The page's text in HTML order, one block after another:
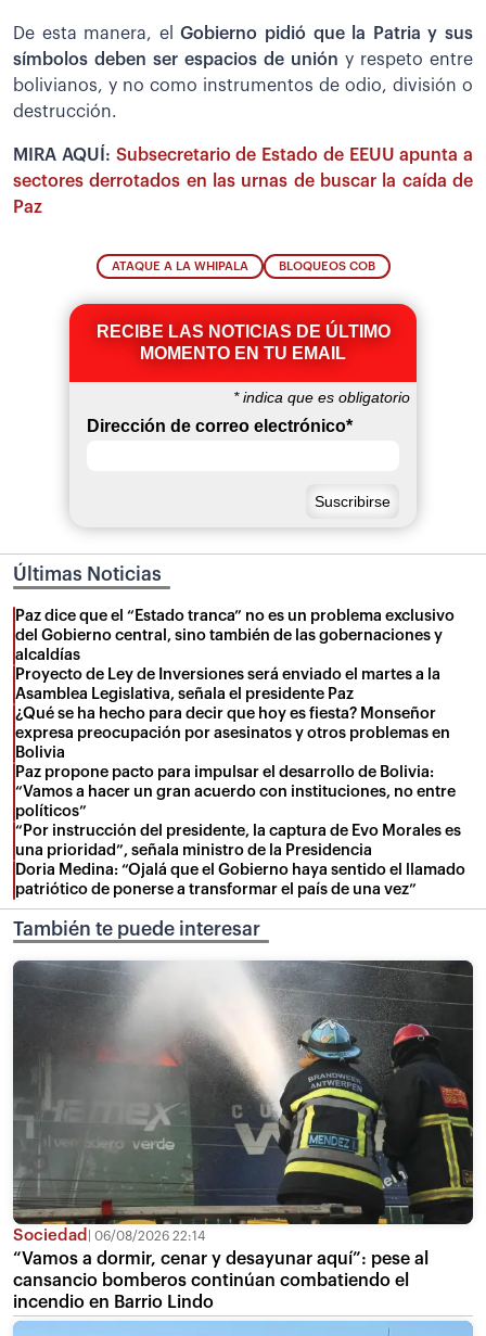
De esta manera, elGobierno pidió que la Patria y sus
símbolos deben ser espacios de unión y respeto entre
bolivianos, y no como instrumentos de odio, división o
destrucción.
MIRA AQUÍ: Subsecretario de Estado de EEUU apunta a
sectores derrotados en las urnas de buscar la caída de
Paz
ATAQUE A LA WHIPALA BLOQUEOS COB
RECIBE LAS NOTICIAS DE ÚLTIMO
MOMENTO EN TU EMAIL
*indica que es obligatorio
Dirección de correo electrónico*
Últimas Noticias
Paz dice que el “Estado tranca” no es un problema exclusivo
del Gobierno central, sino también de las gobernaciones y
alcaldías
Proyecto de Ley de Inversiones será enviado el martes a la
Asamblea Legislativa, señala el presidente Paz
¿Qué se ha hecho para decir que hoy es fiesta? Monseñor
expresa preocupación por asesinatos y otros problemas en
Bolivia
Paz propone pacto para impulsar el desarrollo de Bolivia:
“Vamos a hacer un gran acuerdo con instituciones, no entre
políticos”
“Por instrucción del presidente, la captura de Evo Morales es
una prioridad”, señala ministro de la Presidencia
Doria Medina: “Ojalá que el Gobierno haya sentido el llamado
patriótico de ponerse a transformar el país de una vez”
También te puede interesar
Sociedad 06/08/2026 22:14
“Vamos a dormir, cenar y desayunar aquí”: pese al
cansancio bomberos continúan combatiendo el
incendio en Barrio Lindo